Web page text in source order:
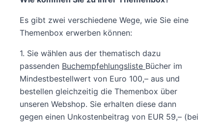
Es gibt zwei verschiedene Wege, wie Sie eine
Themenbox erwerben können:
1. Sie wählen aus der thematisch dazu
passenden Buchempfehlungsliste Bücher im
Mindestbestellwert von Euro 100,– aus und
bestellen gleichzeitig die Themenbox über
unseren Webshop. Sie erhalten diese dann
gegen einen Unkostenbeitrag von EUR 59,– (bei